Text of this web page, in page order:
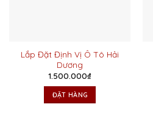
Lắp Đặt Định Vị Ô Tô Hải
Dương
1.500.000₫
ĐẶT HÀNG